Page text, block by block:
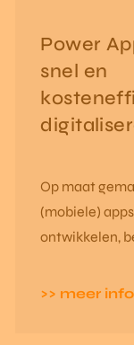
Power
snel en
Op maat
(mobiele) apps
ontwikkelen,
een ellenlang
>> meer